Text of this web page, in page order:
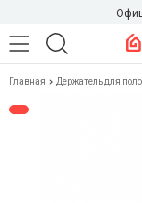
Главная Держатель для